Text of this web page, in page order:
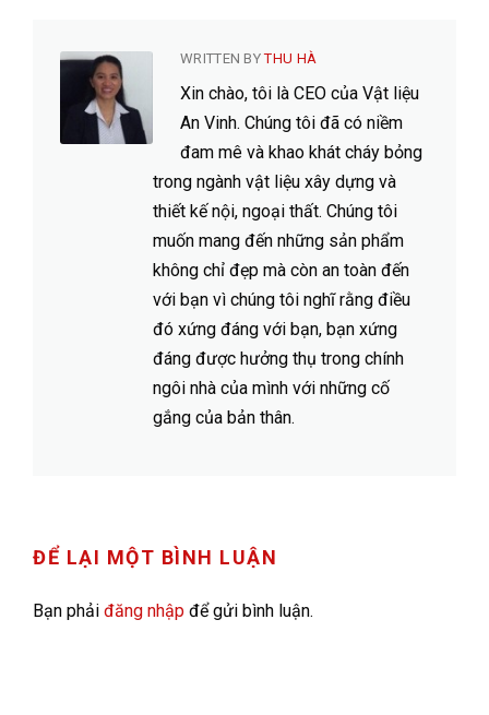
WRITTEN BYTHU HÀ
Xin chào, tôi là CEO của Vật liệu
An Vinh. Chúng tôi đã có niềm
đam mê và khao khát cháy bỏng
trong ngành vật liệu xây dựng và
thiết kế nội, ngoại thất. Chúng tôi
muốn mang đến những sản phẩm
không chỉ đẹp mà còn an toàn đến
với bạn vì chúng tôi nghĩ rằng điều
đó xứng đáng với bạn, bạn xứng
đáng được hưởng thụ trong chính
ngôi nhà của mình với những cố
gắng của bản thân.
ĐỂ LẠI MỘT BÌNH LUẬN
Bạn phải đăng nhập để gửi bình luận.